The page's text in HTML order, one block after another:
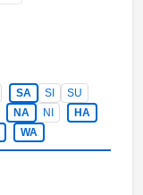
SA SI
SU
NA NI
HA
WA